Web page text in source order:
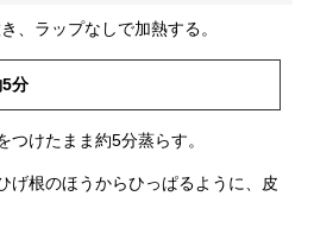
、ラップなしで加熱する。
分
つけたまま約5分蒸らす。
げ根のほうからひっぱるように、皮